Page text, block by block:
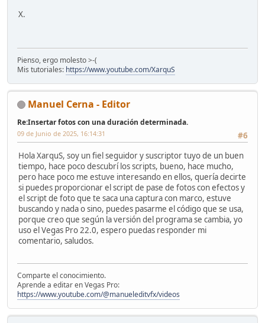
X.
Pienso, ergo molesto >-(
Mis tutoriales: https://www.youtube.com/XarquS
Manuel Cerna - Editor
Re:Insertar fotos con una duración determinada.
#6
09 de Junio de 2025, 16:14:31
Hola XarquS, soy un fiel seguidor y suscriptor tuyo de un buen
tiempo, hace poco descubrí los scripts, bueno, hace mucho,
pero hace poco me estuve interesando en ellos, quería decirte
si puedes proporcionar el script de pase de fotos con efectos y
el script de foto que te saca una captura con marco, estuve
buscando y nada o sino, puedes pasarme el código que se usa,
porque creo que según la versión del programa se cambia, yo
uso el Vegas Pro 22.0, espero puedas responder mi
comentario, saludos.
Comparte el conocimiento.
Aprende a editar en Vegas Pro:
https://www.youtube.com/@manueleditvfx/videos